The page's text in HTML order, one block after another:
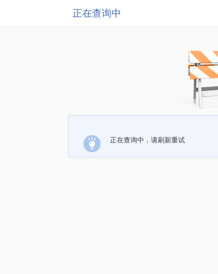
正在查询中
正在查询中，请刷新重试